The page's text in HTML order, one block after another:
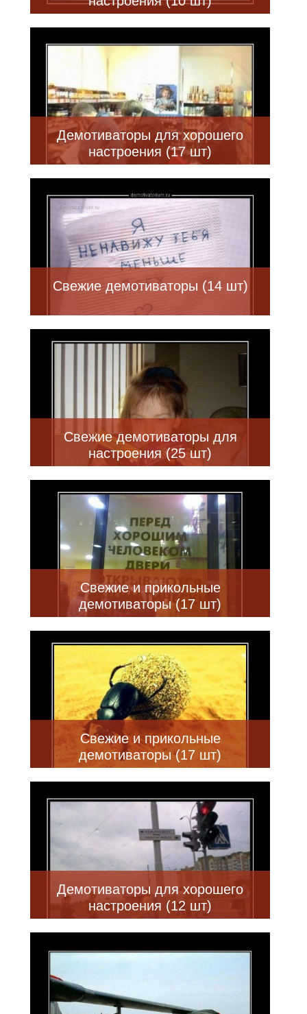
Демотиваторы для хорошего
настроения (17 шт)
Свежие демотиваторы (14 шт)
Свежие демотиваторы для
настроения (25 шт)
Свежие и прикольные
демотиваторы (17 шт)
Свежие и прикольные
демотиваторы (17 шт)
Демотиваторы для хорошего
настроения (12 шт)